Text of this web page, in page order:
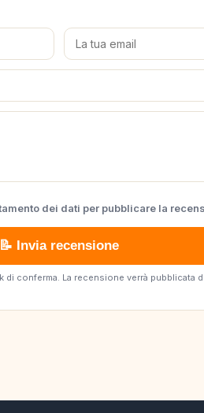
dei dati per pubblicare la
📝 Invia recensione
conferma. La recensione verrà pubblicata